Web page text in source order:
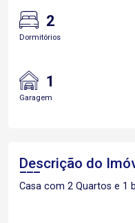
2
Dormitórios
1
Garagem
Descrição do
Casa com 2 Quartos e 1